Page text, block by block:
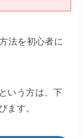
法を初心者に
いう方は、下
ます。